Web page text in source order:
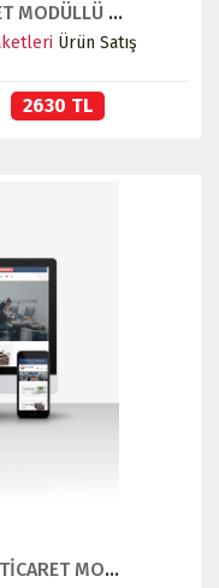
Ürün Satış V2 (GELİŞMİŞ E-TİCARET MODÜLLÜ Tüm Sektörlere Uygundur - Yeni Dil Sistemli)
Ürün Satış
2630 TL
Kurumsal Firma V17 (GELİŞMİŞ E-TİCARET MODÜLLÜ)